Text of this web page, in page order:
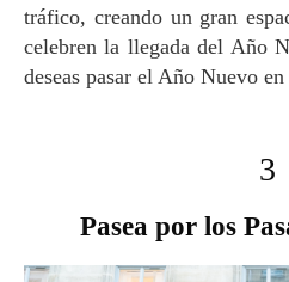
tráfico, creando un gran
celebren la llegada del Año
deseas pasar el Año Nuevo en
3
Pasea por los